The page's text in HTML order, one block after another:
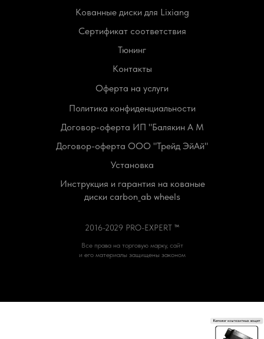
Все права на торговую марку, сайт
и его материалы защищены законом
2016-2029 PRO-EXPERT ™
Сертификат соответствия
Кованные диски для Lixiang
Инструкция и гарантия на кованые
диски carbon_ab wheels
Установка
Договор-оферта ООО "Трейд ЭйАй"
Договор-оферта ИП "Балякин А М
Политика конфиденциальности
Оферта на услуги
Контакты
Тюнинг